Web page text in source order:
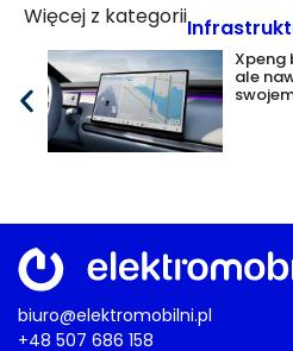
Więcej z kategorii
Xpeng
ale
biuro@elektromobilni.pl
+48 507 686 158